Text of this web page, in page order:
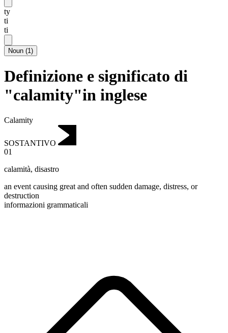
ty
ti
ti
Noun (1)
Definizione e significato di
"calamity"in inglese
Calamity
SOSTANTIVO
01
calamità, disastro
an event causing great and often sudden damage, distress, or
destruction
informazioni grammaticali